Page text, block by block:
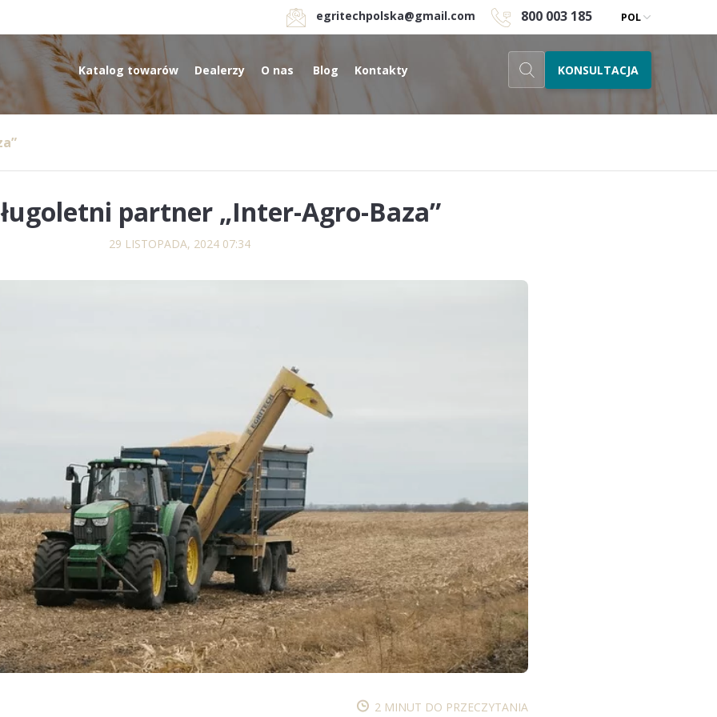
egritechpolska@gmail.com 800 003 185 POL
Katalog towarów Dealerzy O nas Blog Kontakty KONSULTACJA
partner „Inter-Agro-Baza”
29 LISTOPADA, 2024 07:34
2 MINUT DO PRZECZYTANIA